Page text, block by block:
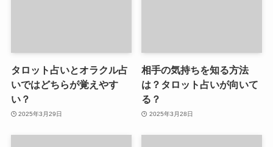
タロット占いとオラクル占
いではどちらが覚えやす
い？
2025年3月29日
相手の気持ちを知る方法
は？タロット占いが向いて
る？
2025年3月28日